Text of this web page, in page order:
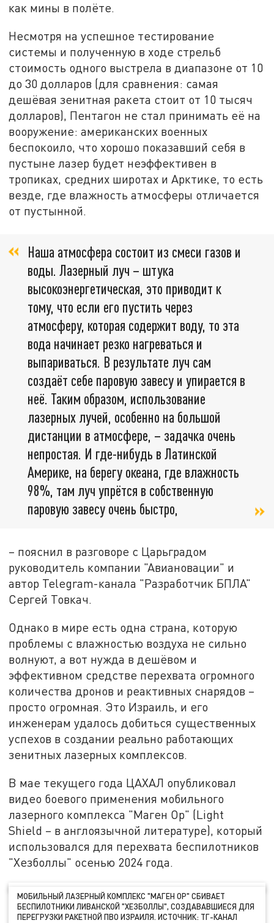
как мины в полёте.
Несмотря на успешное тестирование
системы и полученную в ходе стрельб
стоимость одного выстрела в диапазоне от 10
до 30 долларов (для сравнения: самая
дешёвая зенитная ракета стоит от 10 тысяч
долларов), Пентагон не стал принимать её на
вооружение: американских военных
беспокоило, что хорошо показавший себя в
пустыне лазер будет неэффективен в
тропиках, средних широтах и Арктике, то есть
везде, где влажность атмосферы отличается
от пустынной.
Наша атмосфера состоит из смеси газов и
воды. Лазерный луч – штука
высокоэнергетическая, это приводит к
тому, что если его пустить через
атмосферу, которая содержит воду, то эта
вода начинает резко нагреваться и
выпариваться. В результате луч сам
создаёт себе паровую завесу и упирается в
неё. Таким образом, использование
лазерных лучей, особенно на большой
дистанции в атмосфере, – задачка очень
непростая. И где-нибудь в Латинской
Америке, на берегу океана, где влажность
98%, там луч упрётся в собственную
паровую завесу очень быстро,
– пояснил в разговоре с Царьградом
руководитель компании "Авиановации" и
автор Telegram-канала "Разработчик БПЛА"
Сергей Товкач.
Однако в мире есть одна страна, которую
проблемы с влажностью воздуха не сильно
волнуют, а вот нужда в дешёвом и
эффективном средстве перехвата огромного
количества дронов и реактивных снарядов –
просто огромная. Это Израиль, и его
инженерам удалось добиться существенных
успехов в создании реально работающих
зенитных лазерных комплексов.
В мае текущего года ЦАХАЛ опубликовал
видео боевого применения мобильного
лазерного комплекса "Маген Ор" (Light
Shield – в англоязычной литературе), который
использовался для перехвата беспилотников
"Хезболлы" осенью 2024 года.
МОБИЛЬНЫЙ ЛАЗЕРНЫЙ КОМПЛЕКС "МАГЕН ОР" СБИВАЕТ
БЕСПИЛОТНИКИ ЛИВАНСКОЙ "ХЕЗБОЛЛЫ", СОЗДАВАВШИЕСЯ ДЛЯ
ПЕРЕГРУЗКИ РАКЕТНОЙ ПВО ИЗРАИЛЯ. ИСТОЧНИК: ТГ-КАНАЛ